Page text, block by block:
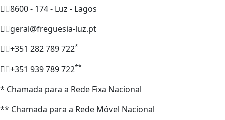
8600 - 174 - Luz - Lagos
geral@freguesia-luz.pt
+351 282 789 722*
+351 939 789 722**
* Chamada para a Rede Fixa Nacional
** Chamada para a Rede Móvel Nacional